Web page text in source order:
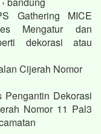
Gathering MICE
Mengatur dan
dekorasi atau
Cijerah Nomor
Dekorasi
Nomor 11 Pal3